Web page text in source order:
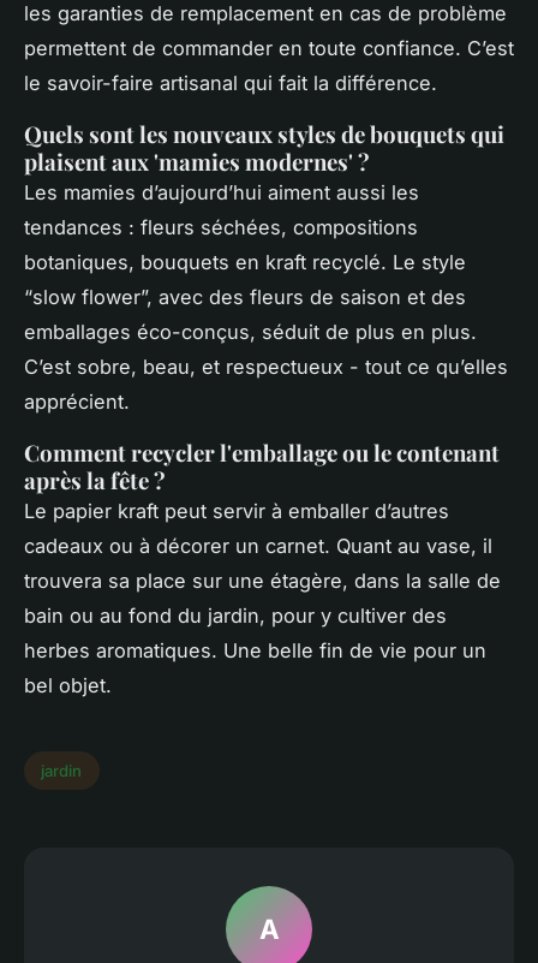
les garanties de remplacement en cas de problème
permettent de commander en toute confiance. C’est
le savoir-faire artisanal qui fait la différence.
Quels sont les nouveaux styles de bouquets qui
plaisent aux 'mamies modernes' ?
Les mamies d’aujourd’hui aiment aussi les
tendances : fleurs séchées, compositions
botaniques, bouquets en kraft recyclé. Le style
“slow flower”, avec des fleurs de saison et des
emballages éco-conçus, séduit de plus en plus.
C’est sobre, beau, et respectueux - tout ce qu’elles
apprécient.
Comment recycler l'emballage ou le contenant
après la fête ?
Le papier kraft peut servir à emballer d’autres
cadeaux ou à décorer un carnet. Quant au vase, il
trouvera sa place sur une étagère, dans la salle de
bain ou au fond du jardin, pour y cultiver des
herbes aromatiques. Une belle fin de vie pour un
bel objet.
jardin
A